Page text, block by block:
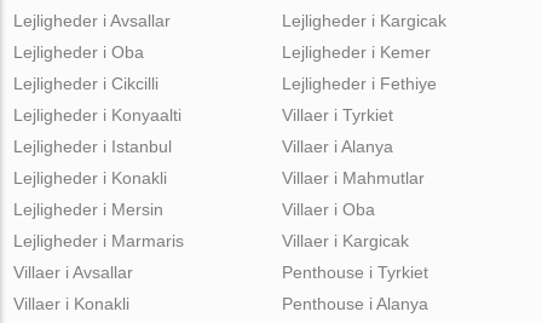
Lejligheder i Avsallar
Lejligheder i Oba
Lejligheder i Cikcilli
Lejligheder i Kargicak
Lejligheder i Kemer
Lejligheder i Fethiye
Lejligheder i Konyaalti
Lejligheder i Istanbul
Lejligheder i Konakli
Lejligheder i Mersin
Lejligheder i Marmaris
Villaer i Tyrkiet
Villaer i Alanya
Villaer i Mahmutlar
Villaer i Oba
Villaer i Kargicak
Villaer i Avsallar
Villaer i Konakli
Penthouse i Tyrkiet
Penthouse i Alanya